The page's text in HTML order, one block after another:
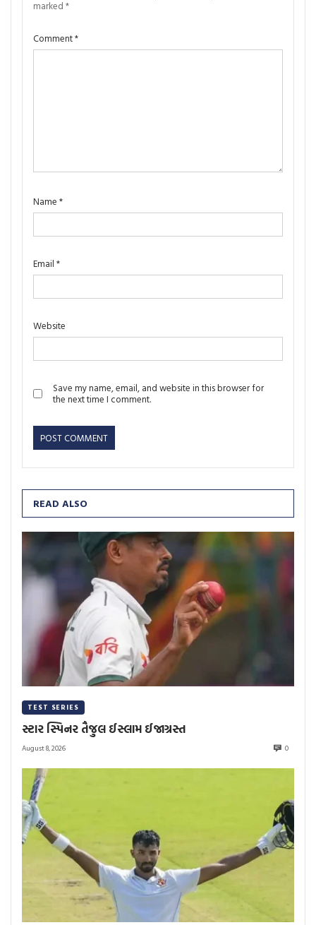
marked *
Comment*
Name *
Email *
Website
Save my name, email, and website in this browser for
the next time I comment.
READ ALSO
TEST SERIES
સ્ટાર સ્પિનર તૈજુલ ઈસ્લામ ઈજાગ્રસ્ત
August 8, 2026 0